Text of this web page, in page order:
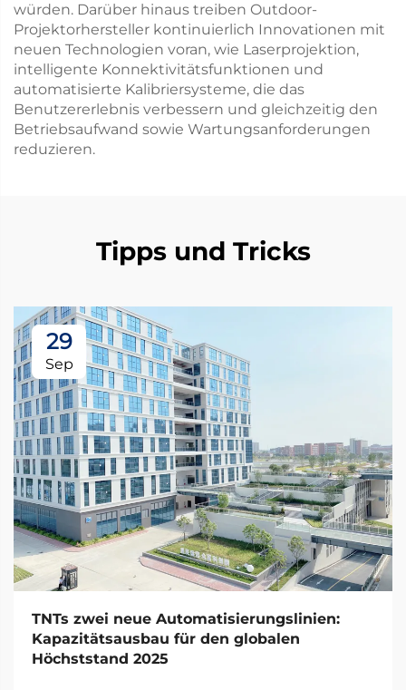
würden. Darüber hinaus treiben Outdoor-
Projektorhersteller kontinuierlich Innovationen mit
neuen Technologien voran, wie Laserprojektion,
intelligente Konnektivitätsfunktionen und
automatisierte Kalibriersysteme, die das
Benutzererlebnis verbessern und gleichzeitig den
Betriebsaufwand sowie Wartungsanforderungen
reduzieren.
Tipps und Tricks
29
Sep
TNTs zwei neue Automatisierungslinien:
Kapazitätsausbau für den globalen
Höchststand 2025